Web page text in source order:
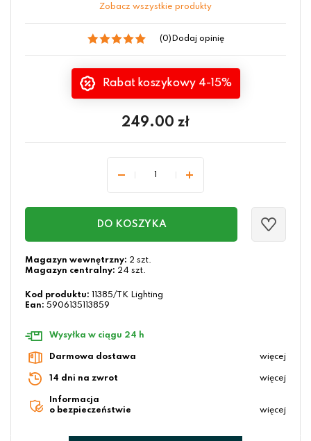
Zobacz wszystkie produkty
(0) Dodaj opinię
Rabat koszykowy 4-15%
249.00 zł
DO KOSZYKA
Magazyn wewnętrzny: 2 szt.
Magazyn centralny: 24 szt.
Kod produktu:
11385/TK Lighting
Ean: 5906135113859
Wysyłka w ciągu 24 h
Darmowa dostawa więcej
14 dni na zwrot więcej
Informacja
o bezpieczeństwie
więcej